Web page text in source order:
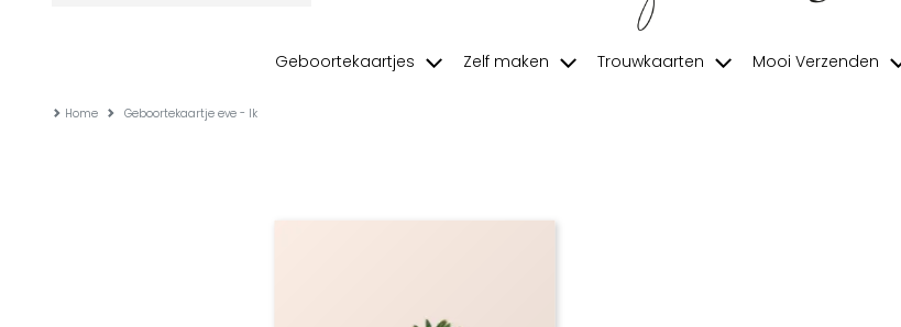
Geboortekaartjes Zelf maken Trouwkaarten Mooi Verzenden
Home Geboortekaartje eve - lk